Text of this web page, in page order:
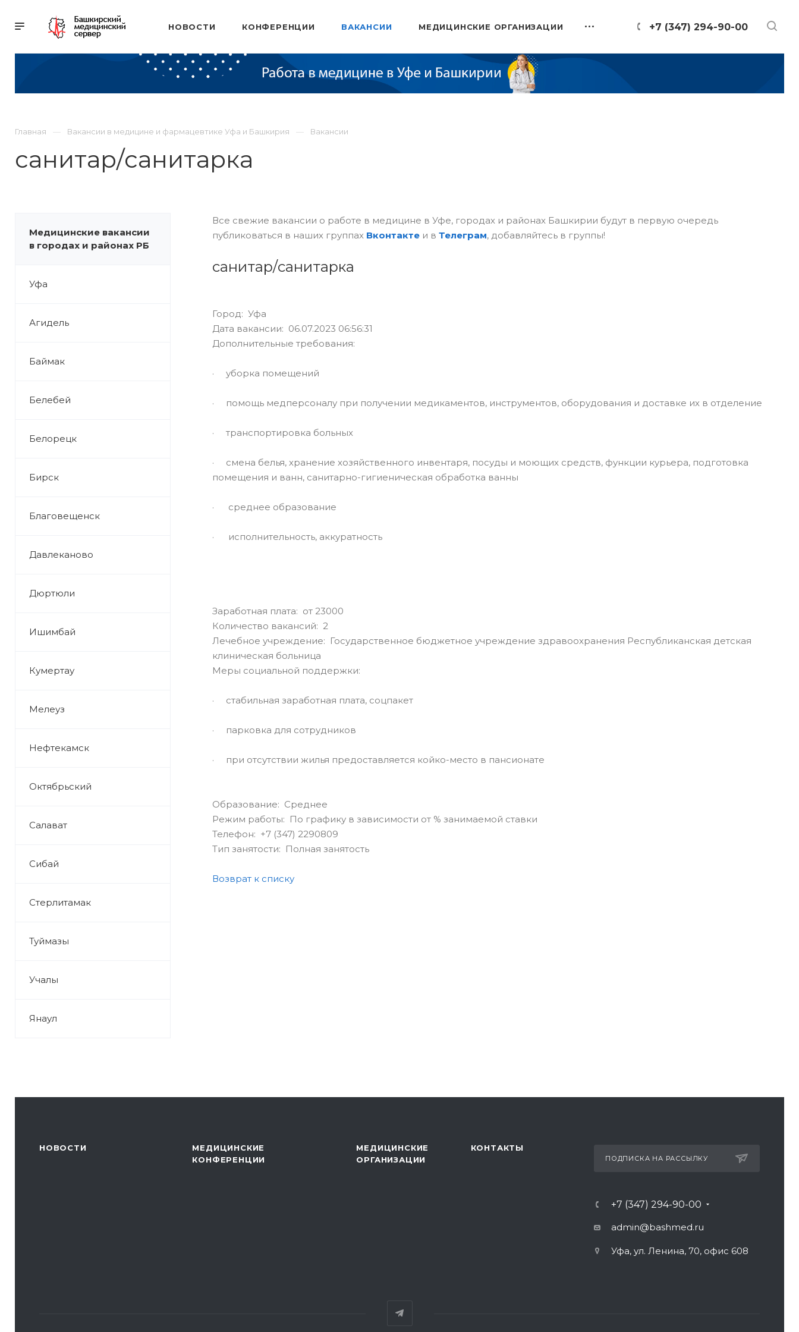
+7 (347) 294-90-00
НОВОСТИ КОНФЕРЕНЦИИ ВАКАНСИИ МЕДИЦИНСКИЕ ОРГАНИЗАЦИИ
Главная Вакансии в медицине и фармацевтике Уфа и Башкирия Вакансии
санитар/санитарка
Медицинские вакансии
в городах и районах РБ
Уфа
Агидель
Баймак
Белебей
Белорецк
Бирск
Благовещенск
Давлеканово
Дюртюли
Ишимбай
Кумертау
Мелеуз
Нефтекамск
Октябрьский
Салават
Сибай
Стерлитамак
Туймазы
Учалы
Янаул
Все свежие вакансии о работе в медицине в Уфе, городах и районах Башкирии будут в первую очередь
публиковаться в наших группах Вконтактеи в Телеграм, добавляйтесь в группы!
санитар/санитарка
Город: Уфа
Дата вакансии: 06.07.2023 06:56:31
Дополнительные требования:
· уборка помещений
· помощь медперсоналу при получении медикаментов, инструментов, оборудования и доставке их в отделение
· транспортировка больных
· смена белья, хранение хозяйственного инвентаря, посуды и моющих средств, функции курьера, подготовка
помещения и ванн, санитарно-гигиеническая обработка ванны
· среднее образование
· исполнительность, аккуратность
Заработная плата: от 23000
Количество вакансий: 2
Лечебное учреждение: Государственное бюджетное учреждение здравоохранения Республиканская детская
клиническая больница
Меры социальной поддержки:
· стабильная заработная плата, соцпакет
· парковка для сотрудников
· при отсутствии жилья предоставляется койко-место в пансионате
Образование: Среднее
Режим работы: По графику в зависимости от % занимаемой ставки
Телефон: +7 (347) 2290809
Тип занятости: Полная занятость
Возврат к списку
НОВОСТИ
МЕДИЦИНСКИЕ
КОНФЕРЕНЦИИ
МЕДИЦИНСКИЕ
ОРГАНИЗАЦИИ
КОНТАКТЫ
ПОДПИСКА НА РАССЫЛКУ
+7 (347) 294-90-00
admin@bashmed.ru
Уфа, ул. Ленина, 70, офис 608